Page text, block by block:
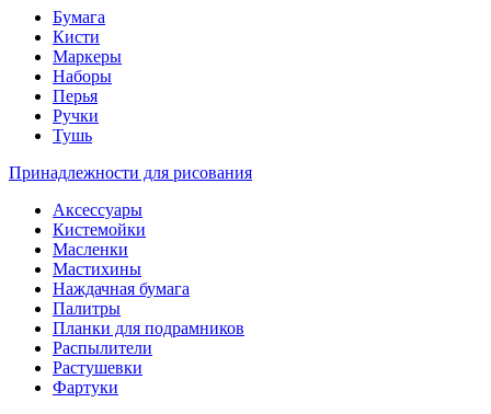
Бумага
Кисти
Маркеры
Наборы
Перья
Ручки
Тушь
Принадлежности для рисования
Аксессуары
Кистемойки
Масленки
Мастихины
Наждачная бумага
Палитры
Планки для подрамников
Распылители
Растушевки
Фартуки